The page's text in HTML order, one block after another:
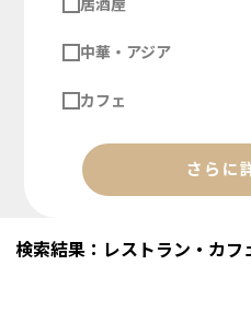
中華・アジア
カフェ
さらに
検索結果：レストラン・カフ